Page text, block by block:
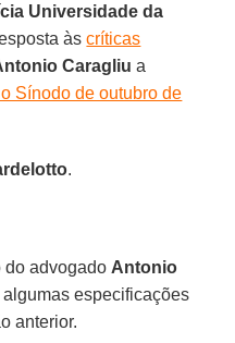
Universidade da
àscríticas
Caragliu a
Sínodo de outubro de
.
do advogado Antonio
especificações
anterior.